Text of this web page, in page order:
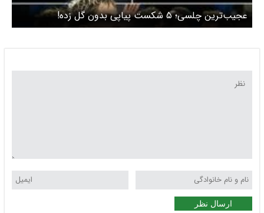
عجیب‌ترین چلسی؛ ۵ شکست پیاپی بدون گل زده!
ارسال نظر